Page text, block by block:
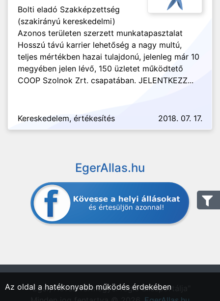
Bolti eladó Szakképzettség
(szakirányú kereskedelmi)
Azonos területen szerzett munkatapasztalat
Hosszú távú karrier lehetőség a nagy multú,
teljes mértékben hazai tulajdonú, jelenleg már 10
megyében jelen lévő, 150 üzletet működtető
COOP Szolnok Zrt. csapatában. JELENTKEZZ...
Kereskedelem, értékesítés 2018. 07. 17.
EgerAllas.hu
"Eger, Heves vármegyei régió állásportálja"
Az oldal a hatékonyabb működés érdekében